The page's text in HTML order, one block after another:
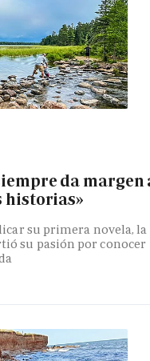
da margen
historias»
su primera novela, la
su pasión por conocer